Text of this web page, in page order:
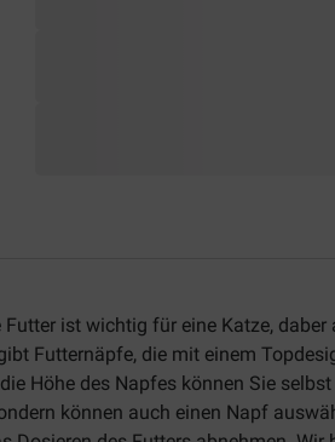
ist wichtig für eine Katze,
Futternäpfe, die mit einem
Höhe des Napfes können Sie
können auch einen Napf